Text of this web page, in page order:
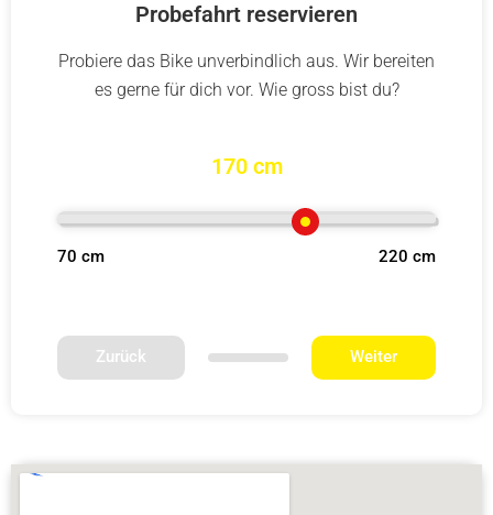
Probefahrt reservieren
Probiere das Bike unverbindlich aus. Wir bereiten
es gerne für dich vor. Wie gross bist du?
170 cm
70 cm 220 cm
Zurück Weiter